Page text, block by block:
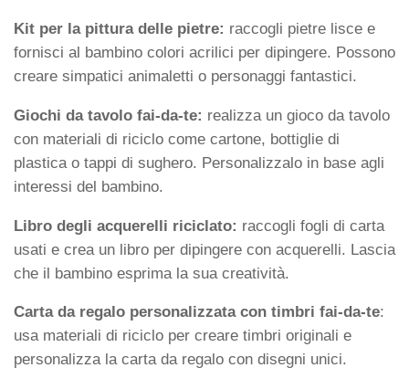
Kit per la pittura delle pietre: raccogli pietre lisce e
fornisci al bambino colori acrilici per dipingere. Possono
creare simpatici animaletti o personaggi fantastici.
Giochi da tavolo fai-da-te: realizza un gioco da tavolo
con materiali di riciclo come cartone, bottiglie di
plastica o tappi di sughero. Personalizzalo in base agli
interessi del bambino.
Libro degli acquerelli riciclato: raccogli fogli di carta
usati e crea un libro per dipingere con acquerelli. Lascia
che il bambino esprima la sua creatività.
Carta da regalo personalizzata con timbri fai-da-te:
usa materiali di riciclo per creare timbri originali e
personalizza la carta da regalo con disegni unici.